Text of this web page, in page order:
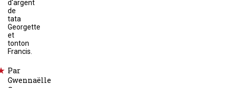
d'argent
de
tata
Georgette
et
tonton
Francis.
Par
Gwennaëlle